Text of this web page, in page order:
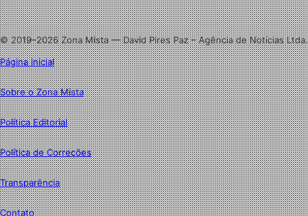
Instagram
© 2019–2026 Zona Mista — David Pires Paz – Agência de Notícias Ltda.
Página inicial
Sobre o Zona Mista
Política Editorial
Política de Correções
Transparência
Contato